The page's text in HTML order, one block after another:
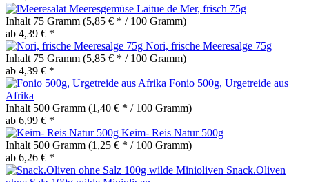
Meeresgemüse Laitue de Mer, frisch 75g
Inhalt 75 Gramm (5,85 € * / 100 Gramm)
ab 4,39 € *
Nori, frische Meeresalge 75g
Inhalt 75 Gramm (5,85 € * / 100 Gramm)
ab 4,39 € *
Fonio 500g, Urgetreide aus
Afrika
Inhalt 500 Gramm (1,40 € * / 100 Gramm)
ab 6,99 € *
Keim- Reis Natur 500g
Inhalt 500 Gramm (1,25 € * / 100 Gramm)
ab 6,26 € *
Snack.Oliven